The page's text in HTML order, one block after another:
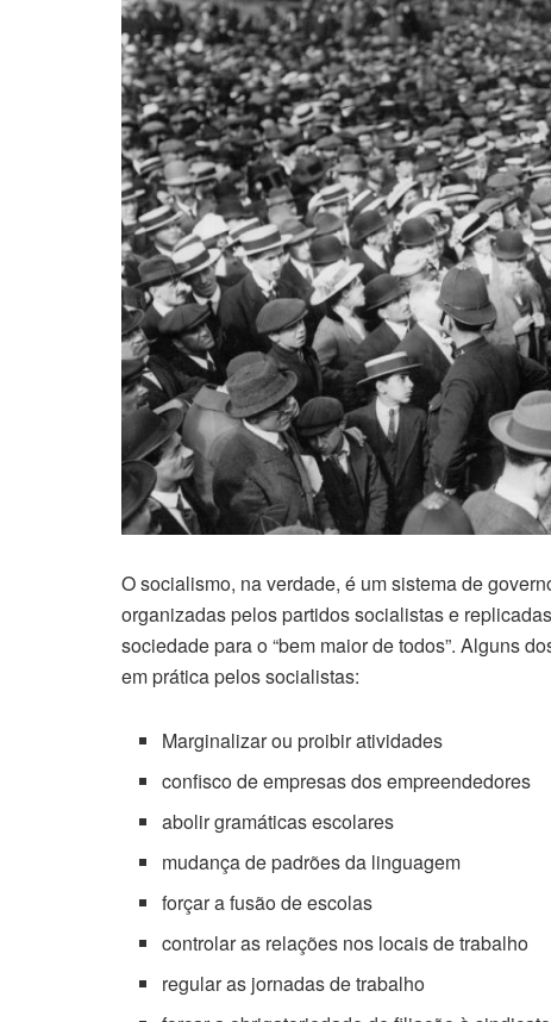
O socialismo, na verdade, é um sistema de
organizadas pelos partidos socialistas e
sociedade para o “bem maior de todos”. Alguns
em prática pelos socialistas:
Marginalizar ou proibir atividades
confisco de empresas dos empreendedores
abolir gramáticas escolares
mudança de padrões da linguagem
forçar a fusão de escolas
controlar as relações nos locais de trabalho
regular as jornadas de trabalho